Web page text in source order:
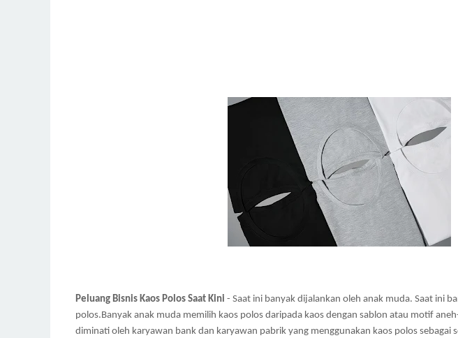
Peluang Bisnis Kaos Polos Saat Kini - Saat ini banyak dijalankan oleh anak muda. Saat ini
polos.Banyak anak muda memilih kaos polos daripada kaos dengan sablon atau motif
diminati oleh karyawan bank dan karyawan pabrik yang menggunakan kaos polos sebagai